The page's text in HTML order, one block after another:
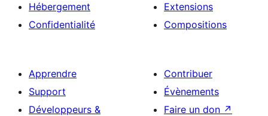
Hébergement
Confidentialité
Extensions
Compositions
Apprendre
Support
Développeurs &
Contribuer
Évènements
Faire un don ↗